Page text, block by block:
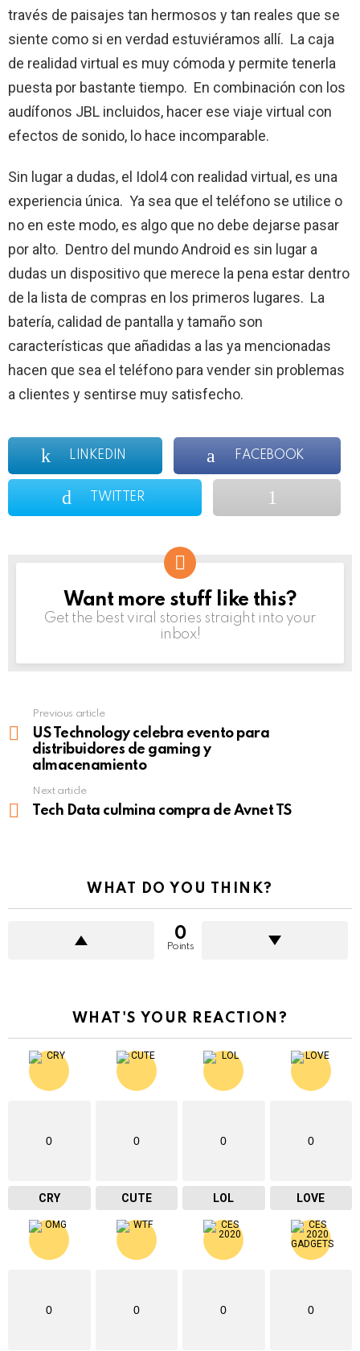
través de paisajes tan hermosos y tan reales que se
siente como si en verdad estuviéramos allí. La caja
de realidad virtual es muy cómoda y permite tenerla
puesta por bastante tiempo. En combinación con los
audífonos JBL incluidos, hacer ese viaje virtual con
efectos de sonido, lo hace incomparable.
Sin lugar a dudas, el Idol4 con realidad virtual, es una
experiencia única. Ya sea que el teléfono se utilice o
no en este modo, es algo que no debe dejarse pasar
por alto. Dentro del mundo Android es sin lugar a
dudas un dispositivo que merece la pena estar dentro
de la lista de compras en los primeros lugares. La
batería, calidad de pantalla y tamaño son
características que añadidas a las ya mencionadas
hacen que sea el teléfono para vender sin problemas
a clientes y sentirse muy satisfecho.
LINKEDIN FACEBOOK
TWITTER
NEWSLETTER
Want more stuff like this?
Get the best viral stories straight into your
inbox!
more
Previous article
US Technology celebra evento para
distribuidores de gaming y
almacenamiento
Next article
Tech Data culmina compra de Avnet TS
WHAT DO YOU THINK?
0
Points
WHAT'S YOUR REACTION?
0
CRY
0
CUTE
0
LOL
0
LOVE
0 0 0 0